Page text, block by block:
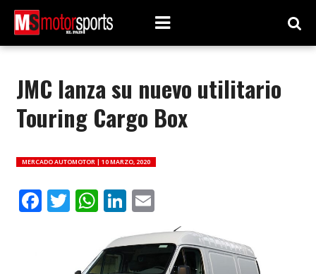
JMC lanza su nuevo utilitario
Touring Cargo Box
MERCADO AUTOMOTOR | 10 MARZO, 2020
Facebook
Twitter
WhatsApp
LinkedIn
Email